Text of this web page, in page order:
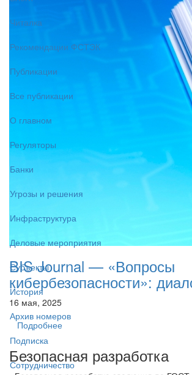
Читалка
Рекомендации ФСТЭК
Публикации
Все публикации
О главном
Регуляторы
Банки
Угрозы и решения
Инфраструктура
Деловые мероприятия
Субъекты
История
Архив номеров
Подписка
Сотрудничество
BIS Journal — «Вопросы
кибербезопасности»:
16 мая, 2025
Подробнее
Безопасная разработка